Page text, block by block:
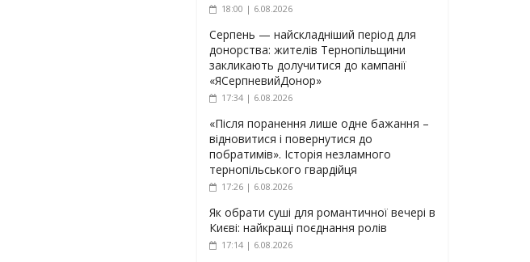
18:00 | 6.08.2026
Серпень — найскладніший період для
донорства: жителів Тернопільщини
закликають долучитися до кампанії
«ЯСерпневийДонор»
17:34 | 6.08.2026
«Після поранення лише одне бажання –
відновитися і повернутися до
побратимів». Історія незламного
тернопільського гвардійця
17:26 | 6.08.2026
Як обрати суші для романтичної вечері в
Києві: найкращі поєднання ролів
17:14 | 6.08.2026